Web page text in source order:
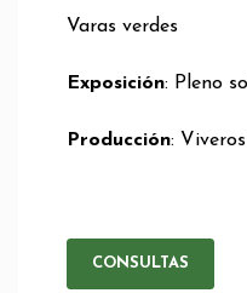
Varas verdes
Exposición: Pleno sol
Producción:
CONSULTAS